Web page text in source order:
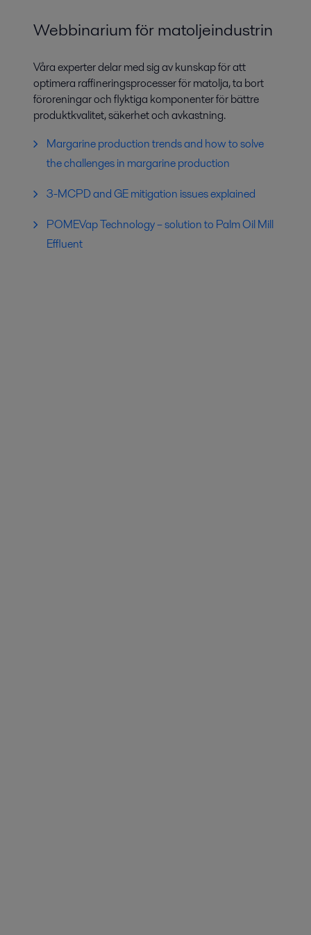
Webbinarium för matoljeindustrin
Våra experter delar med sig av kunskap för att
optimera raffineringsprocesser för matolja, ta bort
föroreningar och flyktiga komponenter för bättre
produktkvalitet, säkerhet och avkastning.
Margarine production trends and how to solve
the challenges in margarine production
3-MCPD and GE mitigation issues explained
POMEVap Technology – solution to Palm Oil Mill
Effluent